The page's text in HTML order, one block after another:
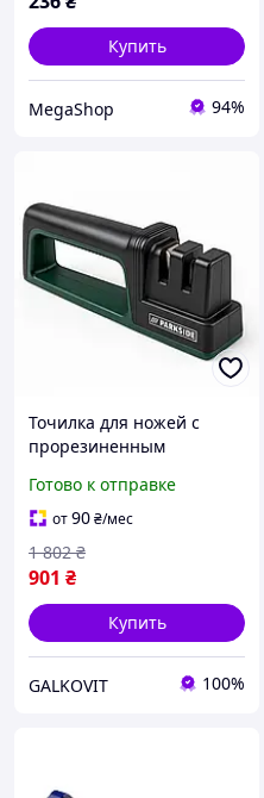
Купить
MegaShop 94%
Точилка для ножей с
прорезиненным
Приспособление для
заточки длинных ножей
TB-61
Готово к отправке
от90₴/мес
901 ₴
1 802 ₴
Купить
GALKOVIT 100%